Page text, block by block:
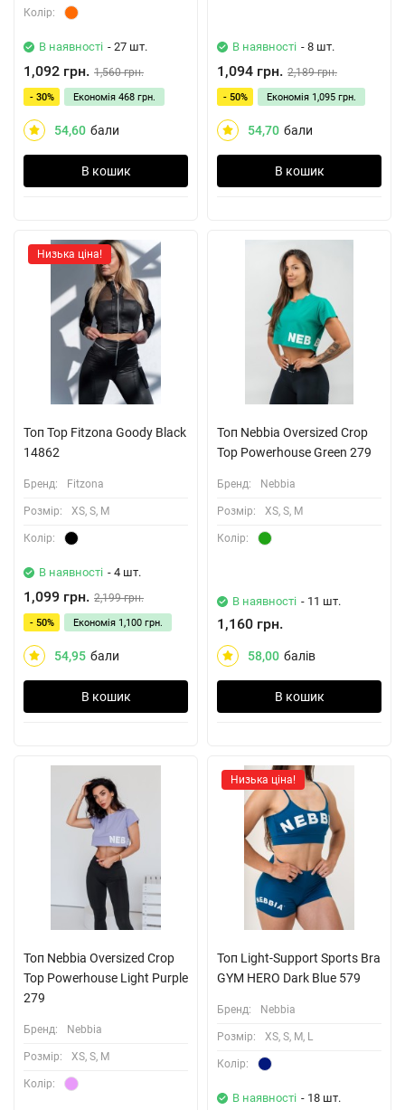
Колiр:
В наявності - 27 шт.
1,092 грн. 1,560 грн.
- 30% Економія 468 грн.
54,60 бали
В кошик
В наявності - 8 шт.
1,094 грн. 2,189 грн.
- 50% Економія 1,095 грн.
54,70 бали
В кошик
Низька ціна!
Топ Top Fitzona Goody Black
14862
Бренд: Fitzona
Розмiр: XS, S, M
Колiр:
В наявності - 4 шт.
1,099 грн. 2,199 грн.
- 50% Економія 1,100 грн.
54,95 бали
В кошик
Топ Nebbia Oversized Crop
Top Powerhouse Green 279
Бренд: Nebbia
Розмiр: XS, S, M
Колiр:
В наявності - 11 шт.
1,160 грн.
58,00 балів
В кошик
Топ Nebbia Oversized Crop
Top Powerhouse Light Purple
279
Бренд: Nebbia
Розмiр: XS, S, M
Колiр:
Низька ціна!
Топ Light-Support Sports Bra
GYM HERO Dark Blue 579
Бренд: Nebbia
Розмiр: XS, S, M, L
Колiр:
В наявності - 18 шт.